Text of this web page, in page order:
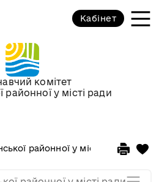
комітет
районної у місті ради
Кабінет
районної у місті ради